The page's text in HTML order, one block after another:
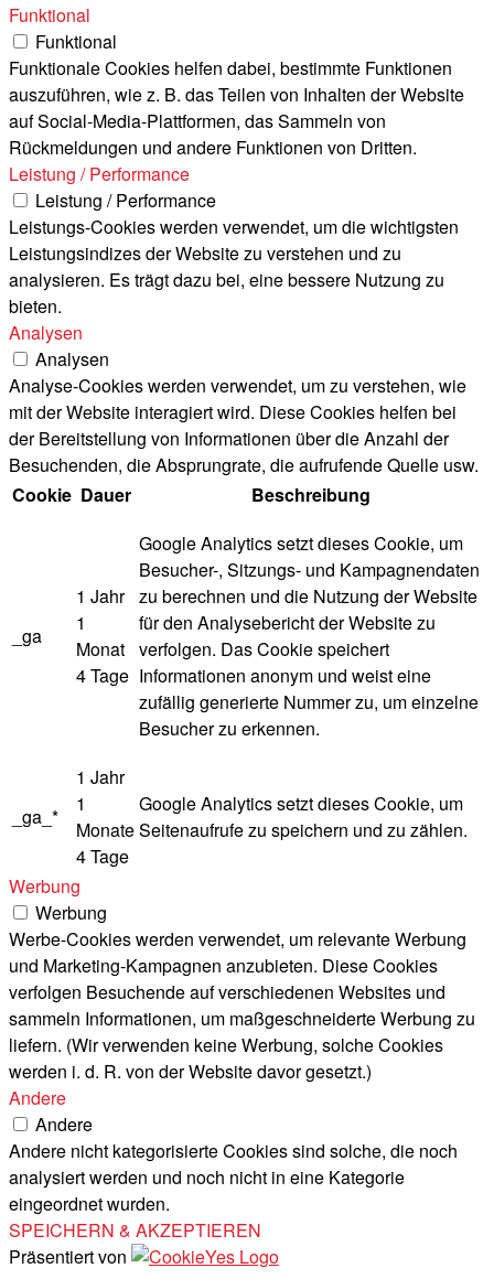
Funktional
Funktional
Funktionale Cookies helfen dabei, bestimmte Funktionen
auszuführen, wie z. B. das Teilen von Inhalten der Website
auf Social-Media-Plattformen, das Sammeln von
Rückmeldungen und andere Funktionen von Dritten.
Leistung / Performance
Leistung / Performance
Leistungs-Cookies werden verwendet, um die wichtigsten
Leistungsindizes der Website zu verstehen und zu
analysieren. Es trägt dazu bei, eine bessere Nutzung zu
bieten.
Analysen
Analysen
Analyse-Cookies werden verwendet, um zu verstehen, wie
mit der Website interagiert wird. Diese Cookies helfen bei
der Bereitstellung von Informationen über die Anzahl der
Besuchenden, die Absprungrate, die aufrufende Quelle usw.
Cookie Dauer Beschreibung
_ga
1 Jahr
1
Monat
4 Tage
Google Analytics setzt dieses Cookie, um
Besucher-, Sitzungs- und Kampagnendaten
zu berechnen und die Nutzung der Website
für den Analysebericht der Website zu
verfolgen. Das Cookie speichert
Informationen anonym und weist eine
zufällig generierte Nummer zu, um einzelne
Besucher zu erkennen.
_ga_*
1 Jahr
1
Monate
4 Tage
Google Analytics setzt dieses Cookie, um
Seitenaufrufe zu speichern und zu zählen.
Werbung
Werbung
Werbe-Cookies werden verwendet, um relevante Werbung
und Marketing-Kampagnen anzubieten. Diese Cookies
verfolgen Besuchende auf verschiedenen Websites und
sammeln Informationen, um maßgeschneiderte Werbung zu
liefern. (Wir verwenden keine Werbung, solche Cookies
werden i. d. R. von der Website davor gesetzt.)
Andere
Andere
Andere nicht kategorisierte Cookies sind solche, die noch
analysiert werden und noch nicht in eine Kategorie
eingeordnet wurden.
SPEICHERN & AKZEPTIEREN
Präsentiert von